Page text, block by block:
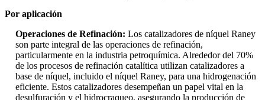
Por aplicación
Operaciones de Refinación: Los catalizadores de níquel Raney
son parte integral de las operaciones de refinación,
particularmente en la industria petroquímica. Alrededor del 70%
de los procesos de refinación catalítica utilizan catalizadores a
base de níquel, incluido el níquel Raney, para una hidrogenación
eficiente. Estos catalizadores desempeñan un papel vital en la
desulfuración y el hidrocraqueo, asegurando la producción de